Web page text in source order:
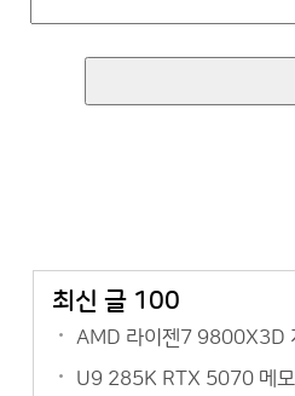
최신 글 100
AMD 라이젠7 9800X3D
U9 285K RTX 5070 메모